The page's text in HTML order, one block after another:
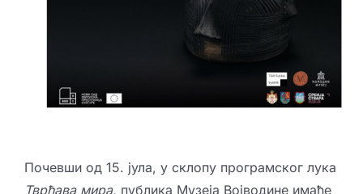
Промо бокс
Контакт
Почевши од 15. јула, у склопу програмског лука
Тврђава мира, публика Музеја Војводинеимаће